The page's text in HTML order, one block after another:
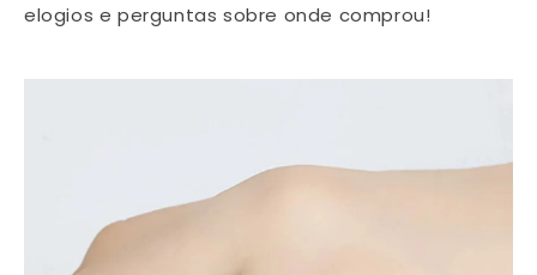
elogios e perguntas sobre onde comprou!